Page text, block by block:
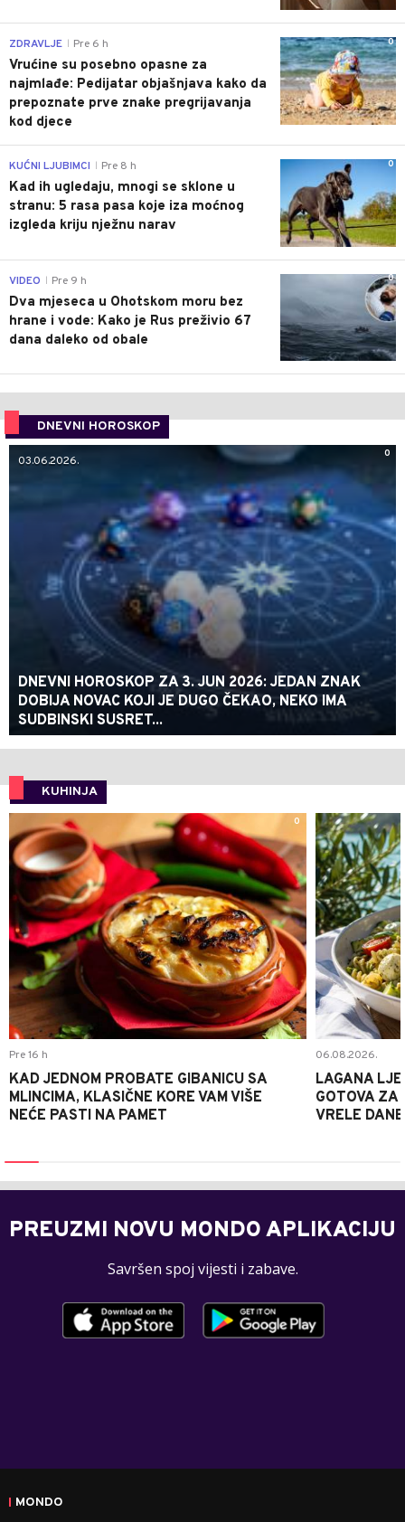
0
ZDRAVLJE Pre 6 h
Vrućine su posebno opasne za
najmlađe: Pedijatar objašnjava kako da
prepoznate prve znake pregrijavanja
kod djece
0
KUĆNI LJUBIMCI Pre 8 h
Kad ih ugledaju, mnogi se sklone u
stranu: 5 rasa pasa koje iza moćnog
izgleda kriju nježnu narav
0
VIDEO Pre 9 h
Dva mjeseca u Ohotskom moru bez
hrane i vode: Kako je Rus preživio 67
dana daleko od obale
DNEVNI HOROSKOP
0
03.06.2026.
DNEVNI HOROSKOP ZA 3. JUN 2026: JEDAN ZNAK
DOBIJA NOVAC KOJI JE DUGO ČEKAO, NEKO IMA
SUDBINSKI SUSRET...
KUHINJA
0
Pre 16 h
KAD JEDNOM PROBATE GIBANICU SA
MLINCIMA, KLASIČNE KORE VAM VIŠE
NEĆE PASTI NA PAMET
06.08.2026.
LAGANA
GOTOVA ZA
VRELE DANE
PREUZMI NOVU MONDO APLIKACIJU
Savršen spoj vijesti i zabave.
MONDO